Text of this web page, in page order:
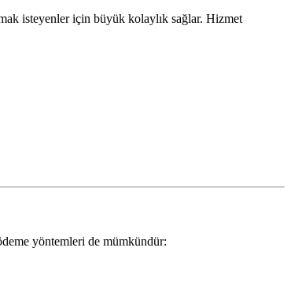
isteyenler için büyük kolaylık sağlar. Hizmet
yöntemleri de mümkündür: